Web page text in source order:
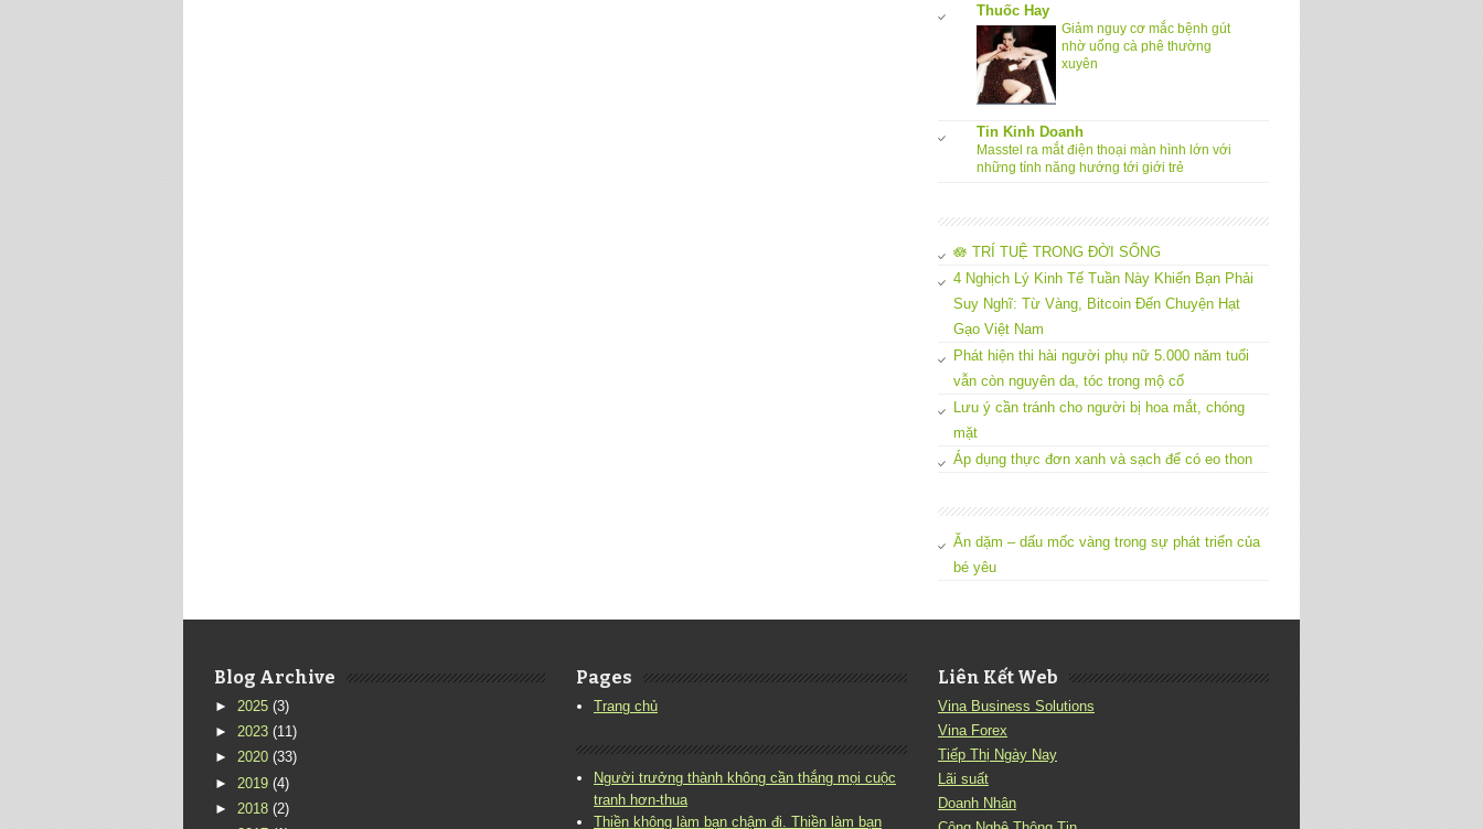
Thuốc Hay
Giảm nguy cơ mắc bệnh gút
nhờ uống cà phê thường
xuyên
Tin Kinh Doanh
Masstel ra mắt điện thoại màn hình lớn với
những tính năng hướng tới giới trẻ
🪷 TRÍ TUỆ TRONG ĐỜI SỐNG
4 Nghịch Lý Kinh Tế Tuần Này Khiến Bạn Phải
Suy Nghĩ: Từ Vàng, Bitcoin Đến Chuyện Hạt
Gạo Việt Nam
Phát hiện thi hài người phụ nữ 5.000 năm tuổi
vẫn còn nguyên da, tóc trong mộ cổ
Lưu ý cần tránh cho người bị hoa mắt, chóng
mặt
Áp dụng thực đơn xanh và sạch để có eo thon
Ăn dặm – dấu mốc vàng trong sự phát triển của
bé yêu
Blog Archive
► 2025 (3)
► 2023 (11)
► 2020 (33)
► 2019 (4)
► 2018 (2)
Pages
Trang chủ
Người trưởng thành không cần thắng mọi cuộc
tranh hơn-thua
Thiền không làm bạn chậm đi. Thiền làm bạn
Liên Kết Web
Vina Business Solutions
Vina Forex
Tiếp Thị Ngày Nay
Lãi suất
Doanh Nhân